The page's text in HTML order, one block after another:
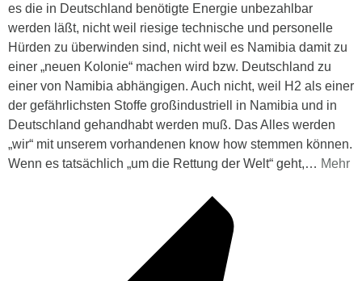
es die in Deutschland benötigte Energie unbezahlbar
werden läßt, nicht weil riesige technische und personelle
Hürden zu überwinden sind, nicht weil es Namibia damit zu
einer „neuen Kolonie“ machen wird bzw. Deutschland zu
einer von Namibia abhängigen. Auch nicht, weil H2 als einer
der gefährlichsten Stoffe großindustriell in Namibia und in
Deutschland gehandhabt werden muß. Das Alles werden
„wir“ mit unserem vorhandenen know how stemmen können.
Wenn es tatsächlich „um die Rettung der Welt“ geht,… Mehr